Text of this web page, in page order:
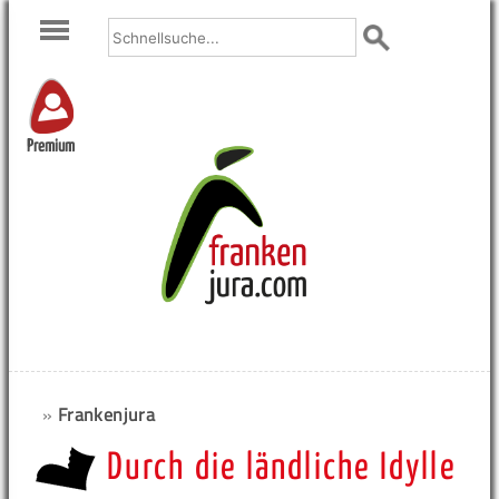
Premium
» Frankenjura
Durch die ländliche Idylle